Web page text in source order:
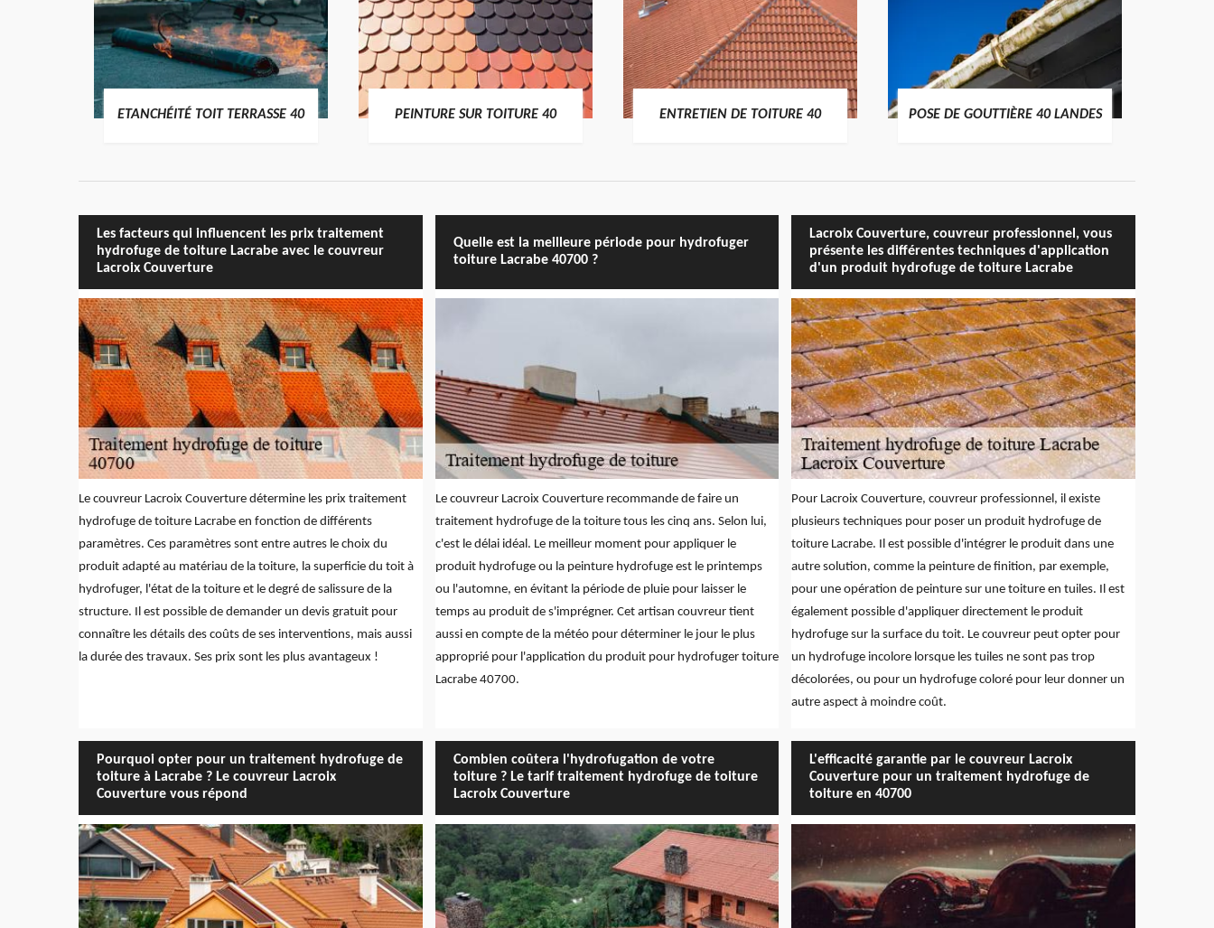
ETANCHÉITÉ TOIT TERRASSE 40 PEINTURE SUR TOITURE 40 ENTRETIEN DE TOITURE 40 POSE DE GOUTTIÈRE 40 LANDES
Les facteurs qui influencent les prix traitement
hydrofuge de toiture Lacrabe avec le couvreur
Lacroix Couverture
Le couvreur Lacroix Couverture détermine les prix traitement
hydrofuge de toiture Lacrabe en fonction de différents
paramètres. Ces paramètres sont entre autres le choix du
produit adapté au matériau de la toiture, la superficie du toit à
hydrofuger, l'état de la toiture et le degré de salissure de la
structure. Il est possible de demander un devis gratuit pour
connaître les détails des coûts de ses interventions, mais aussi
la durée des travaux. Ses prix sont les plus avantageux !
Quelle est la meilleure période pour hydrofuger
toiture Lacrabe 40700 ?
Le couvreur Lacroix Couverture recommande de faire un
traitement hydrofuge de la toiture tous les cinq ans. Selon lui,
c'est le délai idéal. Le meilleur moment pour appliquer le
produit hydrofuge ou la peinture hydrofuge est le printemps
ou l'automne, en évitant la période de pluie pour laisser le
temps au produit de s'imprégner. Cet artisan couvreur tient
aussi en compte de la météo pour déterminer le jour le plus
approprié pour l'application du produit pour hydrofuger toiture
Lacrabe 40700.
Lacroix Couverture, couvreur professionnel, vous
présente les différentes techniques d'application
d'un produit hydrofuge de toiture Lacrabe
Pour Lacroix Couverture, couvreur professionnel, il existe
plusieurs techniques pour poser un produit hydrofuge de
toiture Lacrabe. Il est possible d'intégrer le produit dans une
autre solution, comme la peinture de finition, par exemple,
pour une opération de peinture sur une toiture en tuiles. Il est
également possible d'appliquer directement le produit
hydrofuge sur la surface du toit. Le couvreur peut opter pour
un hydrofuge incolore lorsque les tuiles ne sont pas trop
décolorées, ou pour un hydrofuge coloré pour leur donner un
autre aspect à moindre coût.
Pourquoi opter pour un traitement hydrofuge de
toiture à Lacrabe ? Le couvreur Lacroix
Couverture vous répond
Combien coûtera l'hydrofugation de votre
toiture ? Le tarif traitement hydrofuge de toiture
Lacroix Couverture
L'efficacité garantie par le couvreur Lacroix
Couverture pour un traitement hydrofuge de
toiture en 40700